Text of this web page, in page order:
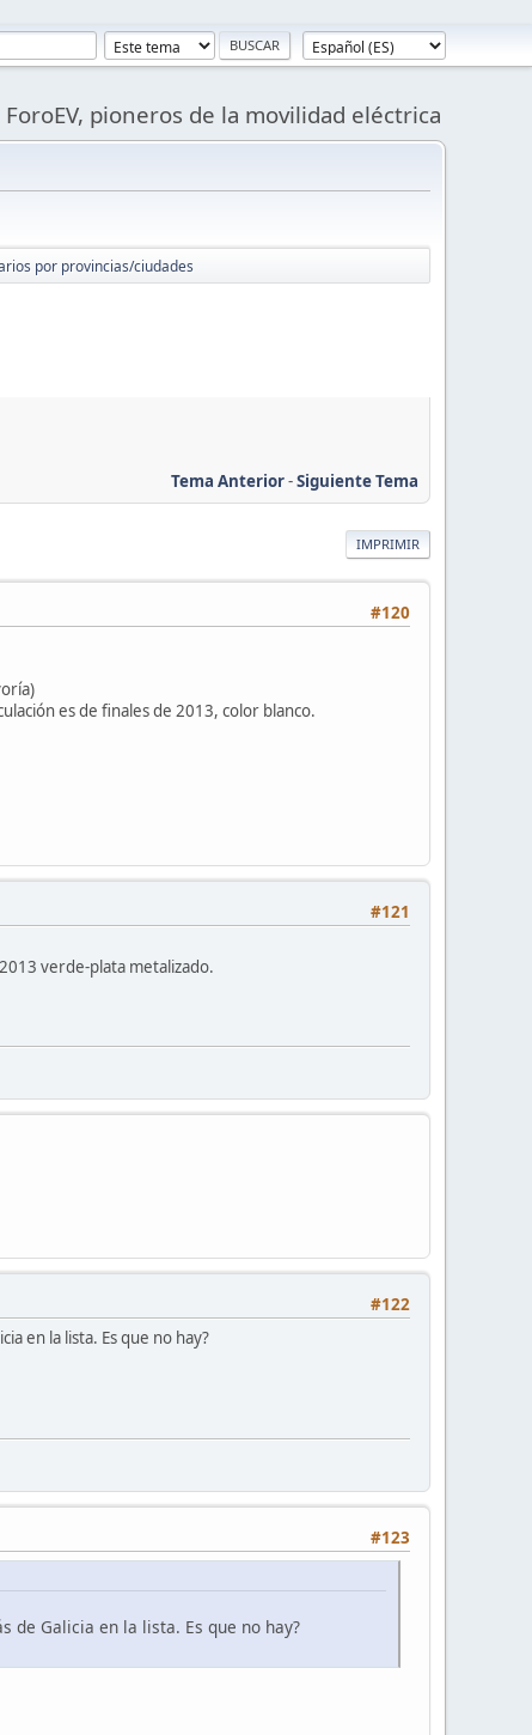
ForoEV, pioneros de la movilidad eléctrica
por provincias/ciudades
Tema Anterior-Siguiente Tema
IMPRIMIR
#120
es de finales de 2013, color blanco.
#121
verde-plata metalizado.
#122
en la lista. Es que no hay?
#123
de Galicia en la lista. Es que no hay?